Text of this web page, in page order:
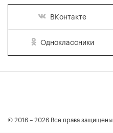
ВКонтакте
Одноклассники
© 2016 – 2026 Все права защищены